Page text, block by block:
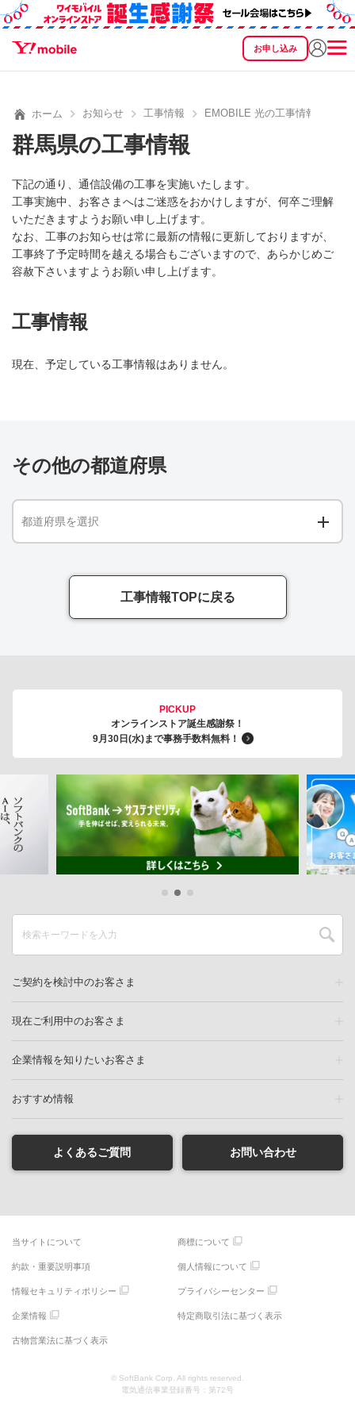
お申し込み
SEARCH
ホーム お知らせ 工事情報 EMOBILE 光の工事情報
群馬県の工事情報
下記の通り、通信設備の工事を実施いたします。
工事実施中、お客さまへはご迷惑をおかけしますが、何卒ご理解
いただきますようお願い申し上げます。
なお、工事のお知らせは常に最新の情報に更新しておりますが、
工事終了予定時間を越える場合もございますので、あらかじめご
容赦下さいますようお願い申し上げます。
工事情報
現在、予定している工事情報はありません。
その他の都道府県
都道府県を選択
工事情報TOPに戻る
PICKUP
オンラインストア誕生感謝祭！
9月30日(水)まで事務手数料無料！
ご契約を検討中のお客さま
現在ご利用中のお客さま
企業情報を知りたいお客さま
おすすめ情報
よくあるご質問 お問い合わせ
当サイトについて 商標について
約款・重要説明事項 個人情報について
情報セキュリティポリシー プライバシーセンター
企業情報 特定商取引法に基づく表示
古物営業法に基づく表示
© SoftBank Corp. All rights reserved.
電気通信事業登録番号：第72号